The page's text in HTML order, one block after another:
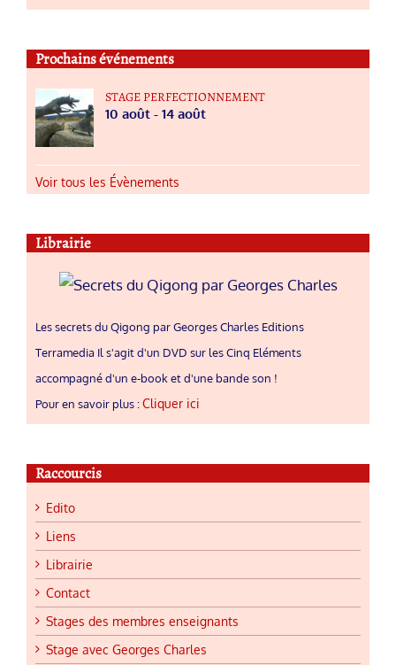
Prochains événements
STAGE PERFECTIONNEMENT
10 août - 14 août
Voir tous les Évènements
Librairie
Les secrets du Qigong par Georges Charles Editions
Terramedia Il s'agit d'un DVD sur les Cinq Eléments
accompagné d'un e-book et d'une bande son !
Pour en savoir plus :Cliquer ici
Raccourcis
Edito
Liens
Librairie
Contact
Stages des membres enseignants
Stage avec Georges Charles